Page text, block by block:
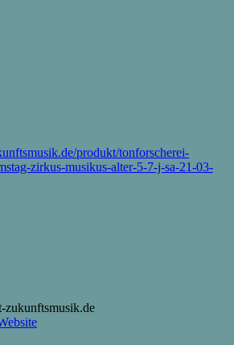
produkt/tonforscherei-
zirkus-musikus-alter-5-7-j-sa-21-03-
zukunftsmusik.de